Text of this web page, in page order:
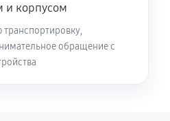
и корпусом
обращение с